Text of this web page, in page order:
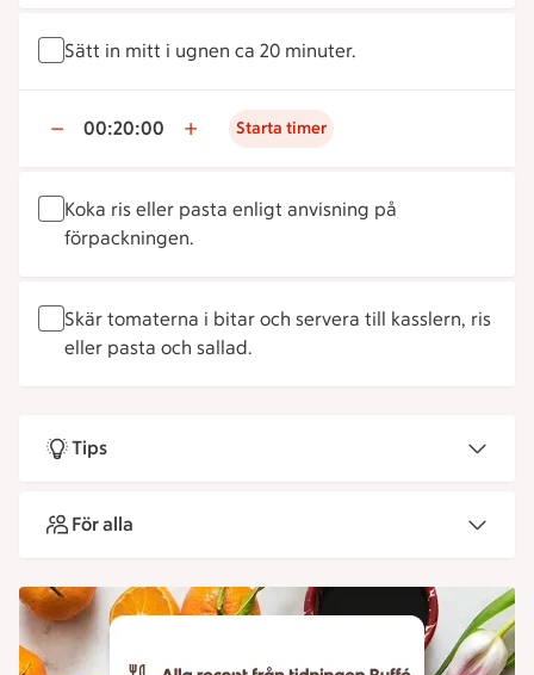
Sätt in mitt i ugnen ca 20 minuter.
00:20:00 Starta timer
Koka ris eller pasta enligt anvisning på
förpackningen.
Skär tomaterna i bitar och servera till kasslern, ris
eller pasta och sallad.
Tips
För alla